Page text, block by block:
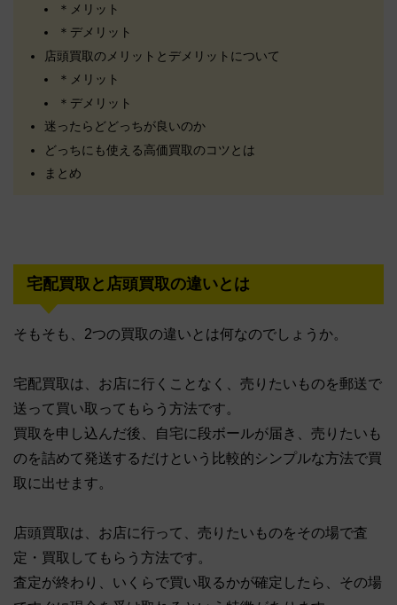
＊メリット
＊デメリット
店頭買取のメリットとデメリットについて
＊メリット
＊デメリット
迷ったらどどっちが良いのか
どっちにも使える高価買取のコツとは
まとめ
宅配買取と店頭買取の違いとは
そもそも、2つの買取の違いとは何なのでしょうか。
宅配買取は、お店に行くことなく、売りたいものを郵送で
送って買い取ってもらう方法です。
買取を申し込んだ後、自宅に段ボールが届き、売りたいも
のを詰めて発送するだけという比較的シンプルな方法で買
取に出せます。
店頭買取は、お店に行って、売りたいものをその場で査
定・買取してもらう方法です。
査定が終わり、いくらで買い取るかが確定したら、その場